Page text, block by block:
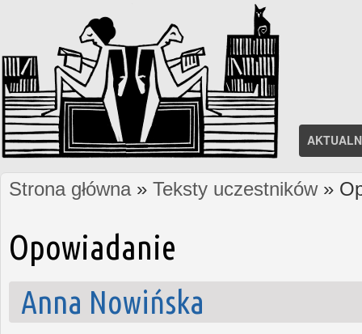
Jesteś tutaj
Strona główna» Teksty uczestników»
Opowiadanie
Anna Nowińska